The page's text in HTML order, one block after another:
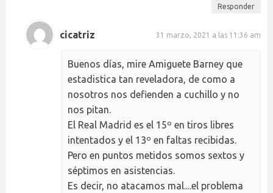
Responder
cicatriz 31 marzo, 2021 a las 11:36 am
Buenos días, mire Amiguete Barney que
estadistica tan reveladora, de como a
nosotros nos defienden a cuchillo y no
nos pitan.
El Real Madrid es el 15º en tiros libres
intentados y el 13º en faltas recibidas.
Pero en puntos metidos somos sextos y
séptimos en asistencias.
Es decir, no atacamos mal....el problema